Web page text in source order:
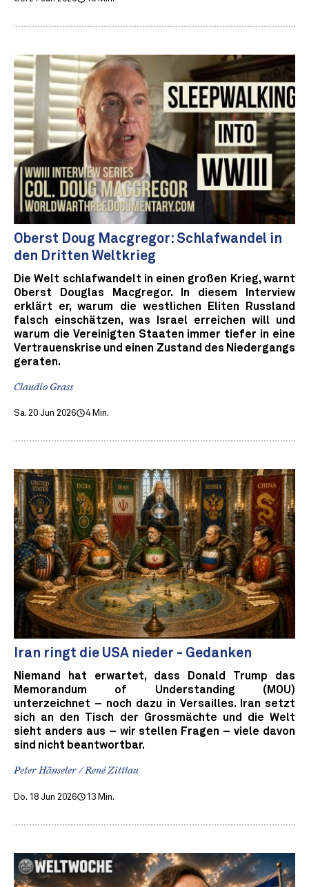
Oberst Doug Macgregor: Schlafwandel in
den Dritten Weltkrieg
Die Welt schlafwandelt in einen großen Krieg, warnt
Oberst Douglas Macgregor. In diesem Interview
erklärt er, warum die westlichen Eliten Russland
falsch einschätzen, was Israel erreichen will und
warum die Vereinigten Staaten immer tiefer in eine
Vertrauenskrise und einen Zustand des Niedergangs
geraten.
Claudio Grass
Sa. 20 Jun 2026 4 Min.
Iran ringt die USA nieder - Gedanken
Niemand hat erwartet, dass Donald Trump das
Memorandum of Understanding (MOU)
unterzeichnet – noch dazu in Versailles. Iran setzt
sich an den Tisch der Grossmächte und die Welt
sieht anders aus – wir stellen Fragen – viele davon
sind nicht beantwortbar.
Peter Hänseler / René Zittlau
Do. 18 Jun 2026 13 Min.